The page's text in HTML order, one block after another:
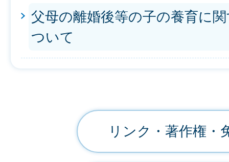
父母の離婚後等の子の養育に
ついて
リンク・著作権・